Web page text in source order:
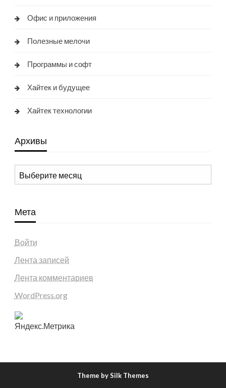
Офис и приложения
Полезные мелочи
Программы и софт
Хайтек и будущее
Хайтек технологии
Архивы
Архивы
Мета
Войти
Лента записей
Лента комментариев
WordPress.org
Theme by Silk Themes